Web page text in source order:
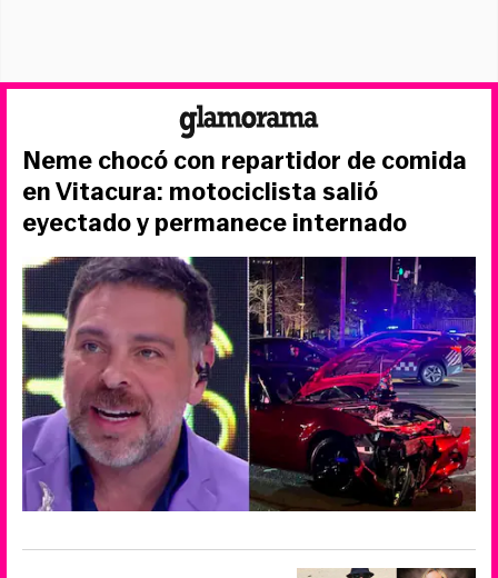
Neme chocó con repartidor de comida
en Vitacura: motociclista salió
eyectado y permanece internado